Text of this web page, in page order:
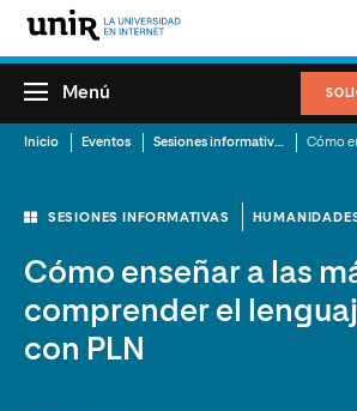
Menú
Inicio Eventos Sesiones informativas
SESIONES INFORMATIVAS
Cómo enseñar a las
comprender el
con PLN